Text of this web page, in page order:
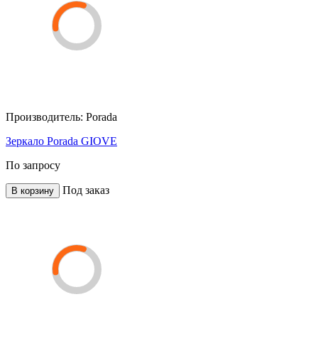
Производитель: Porada
Зеркало Porada GIOVE
По запросу
В корзину Под заказ